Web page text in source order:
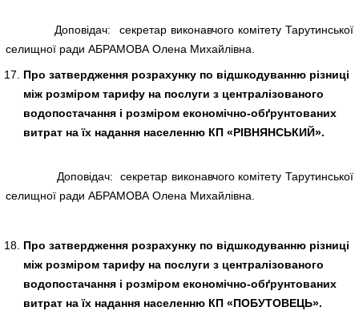
Доповідач: секретар виконавчого комітету Тарутинської
селищної ради АБРАМОВА Олена Михайлівна.
Про затвердження розрахунку по відшкодуванню різниці
між розміром тарифу на послуги з централізованого
водопостачання і розміром економічно-обґрунтованих
витрат на їх надання населенню КП «РІВНЯНСЬКИЙ».
Доповідач: секретар виконавчого комітету Тарутинської
селищної ради АБРАМОВА Олена Михайлівна.
Про затвердження розрахунку по відшкодуванню різниці
між розміром тарифу на послуги з централізованого
водопостачання і розміром економічно-обґрунтованих
витрат на їх надання населенню КП «ПОБУТОВЕЦЬ».